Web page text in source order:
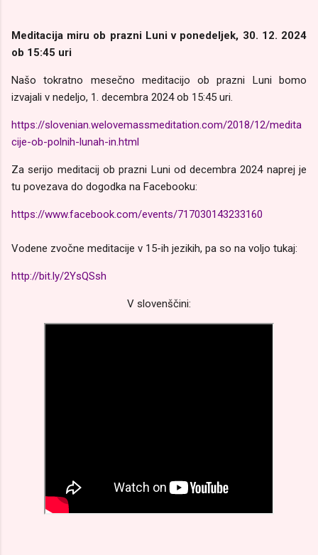
Meditacija miru ob prazni Luni v ponedeljek, 30. 12. 2024
ob 15:45 uri
Našo tokratno mesečno meditacijo ob prazni Luni bomo
izvajali v nedeljo, 1. decembra 2024 ob 15:45 uri.
https://slovenian.welovemassmeditation.com/2018/12/medita
cije-ob-polnih-lunah-in.html
Za serijo meditacij ob prazni Luni od decembra 2024 naprej je
tu povezava do dogodka na Facebooku:
https://www.facebook.com/events/717030143233160
Vodene zvočne meditacije v 15-ih jezikih, pa so na voljo tukaj:
http://bit.ly/2YsQSsh
V slovenščini: